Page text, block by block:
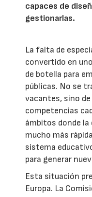
capaces de
gestionarlas.
La falta de
convertido en
de botella para
públicas. No se
vacantes, sino
competencias
ámbitos donde
mucho más
sistema
para generar
Esta situación
Europa. La